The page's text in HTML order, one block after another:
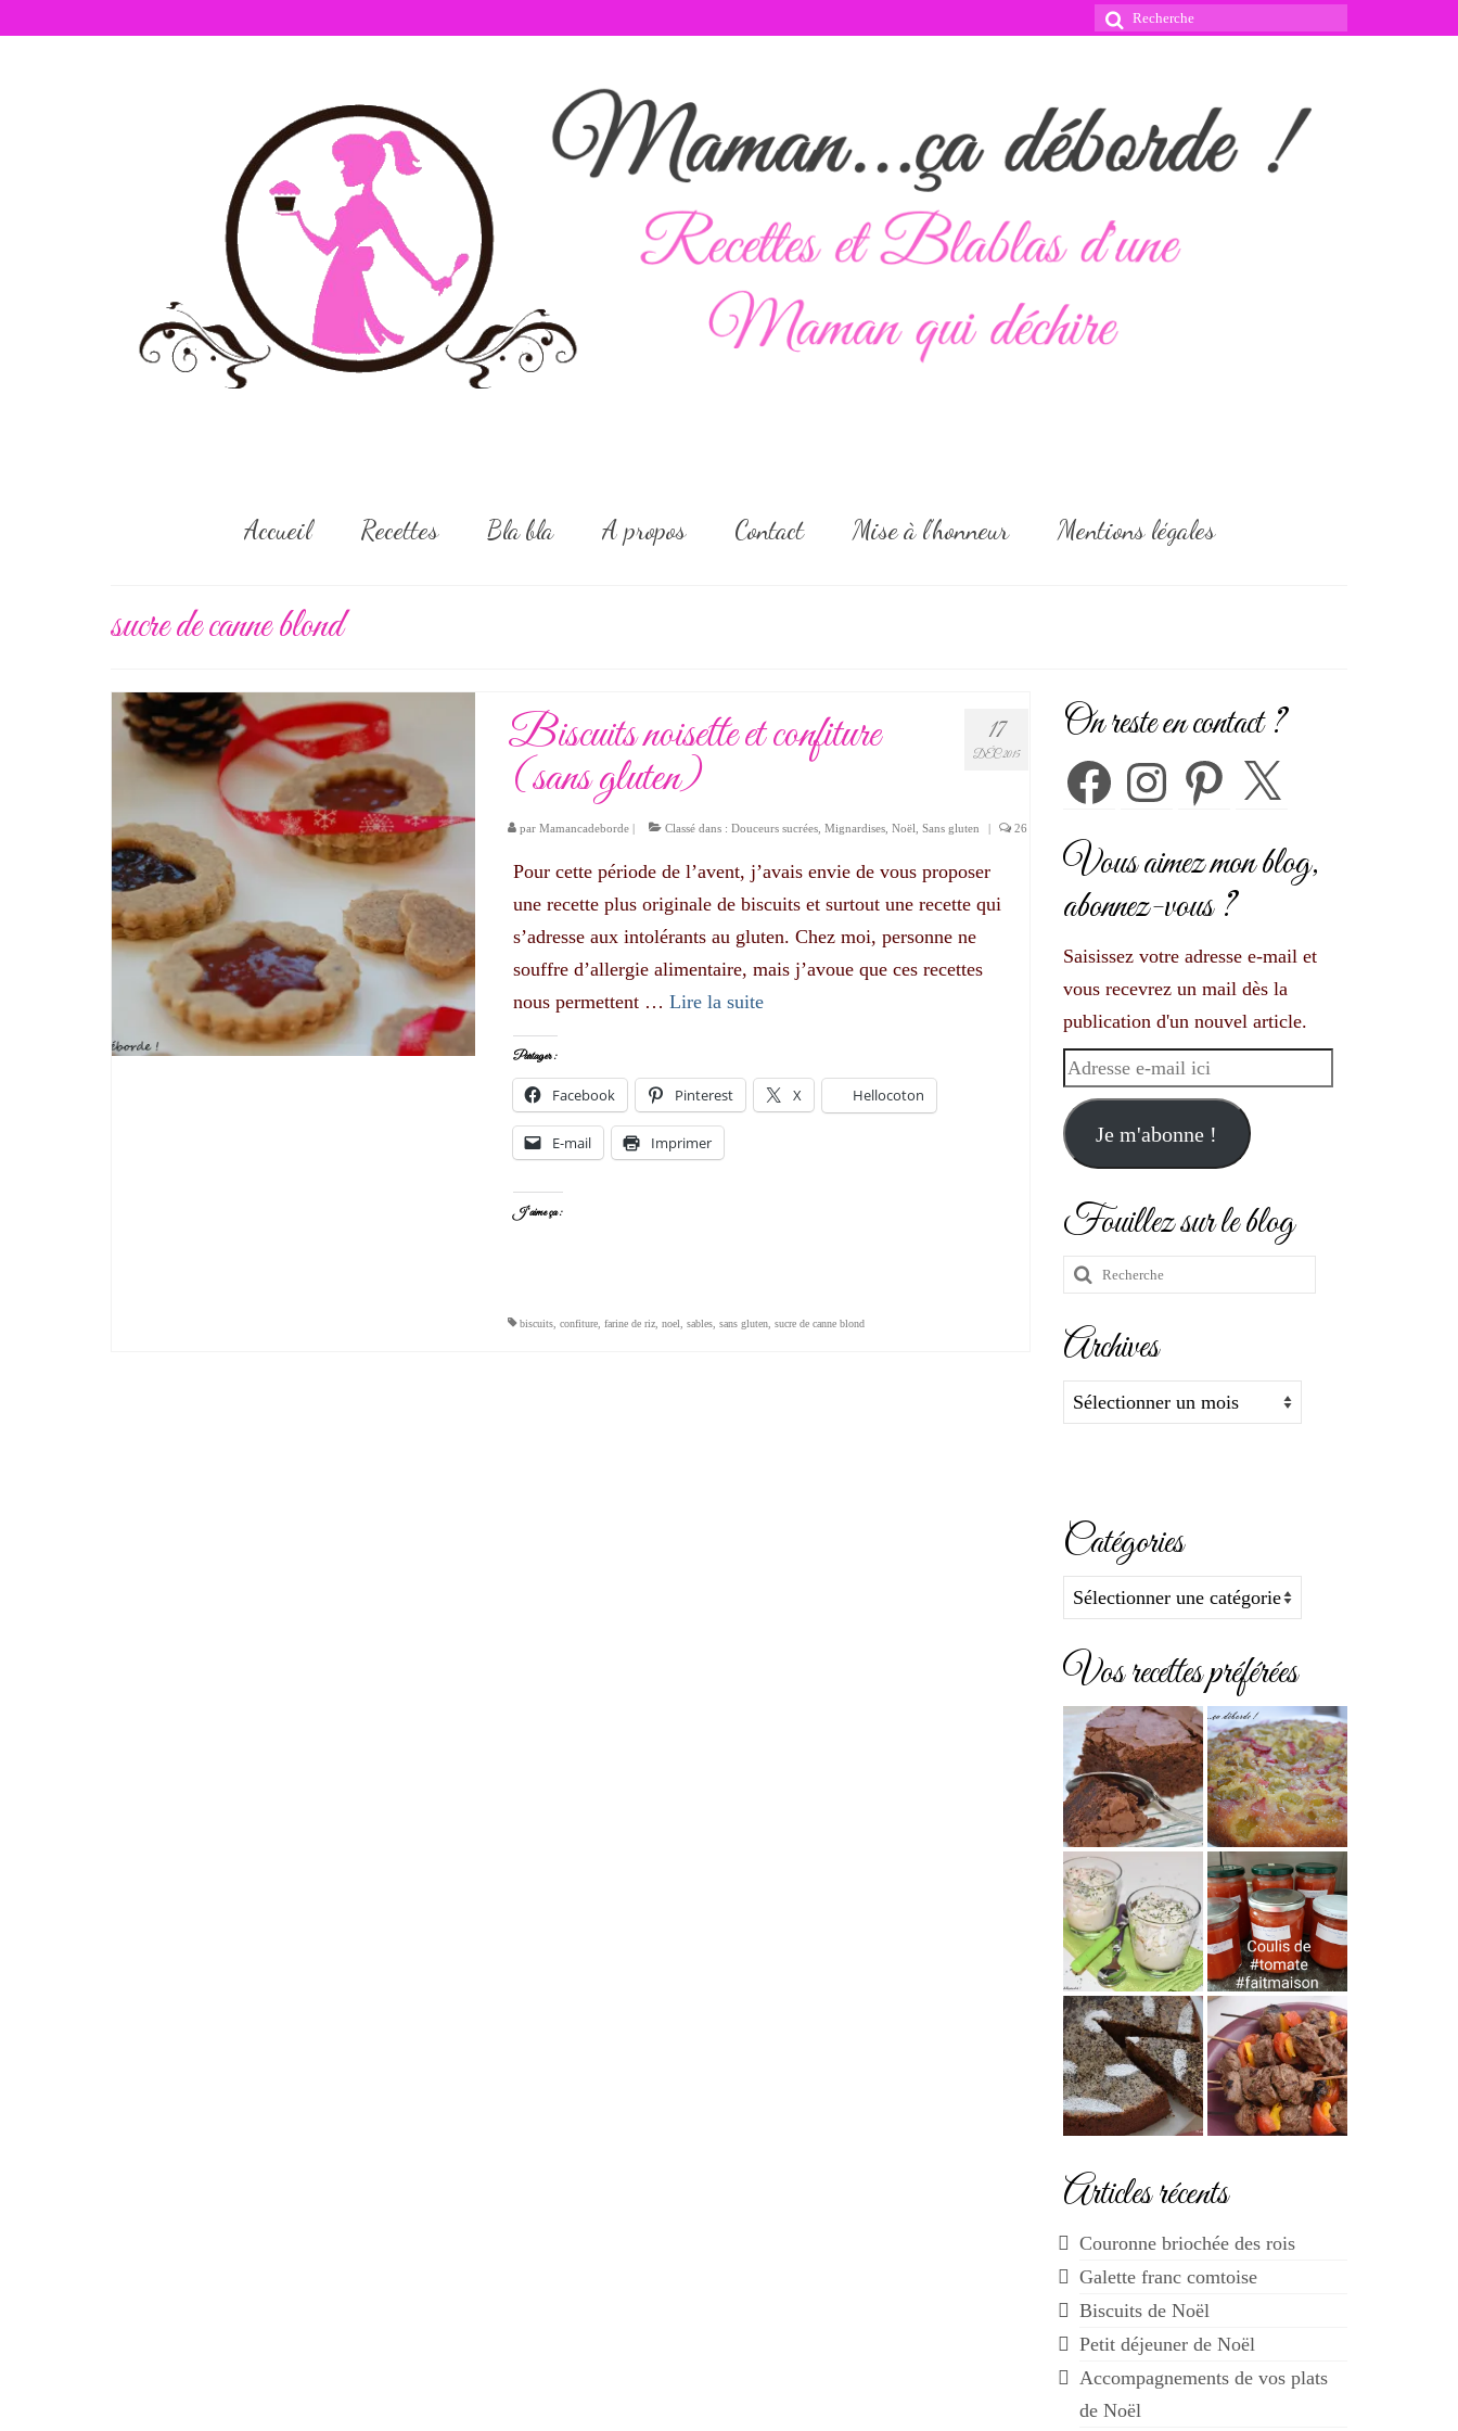
Rechercher
Accueil Recettes Bla bla A propos Contact Mise à l’honneur Mentions légales
sucre de canne blond
17
DÉC 2015
Biscuits noisette et confiture
(sans gluten)
par Mamancadeborde| Classé dans : Douceurs sucrées, Mignardises, Noël Sans gluten 26
Pour cette période de l’avent, j’avais envie de vous proposer
une recette plus originale de biscuits et surtout une recette qui
s’adresse aux intolérants au gluten. Chez moi, personne ne
souffre d’allergie alimentaire, mais j’avoue que ces recettes
nous permettent … Lire la suite­­
Partager :
Facebook Pinterest X Hellocoton
E-mail Imprimer
J’aime ça :
biscuits, confiture, farine de riz, noel, sables, sans gluten, sucre de canne blond
On reste en contact ?
FacebookInstagramPinterest X
Vous aimez mon blog,
abonnez-vous ?
Saisissez votre adresse e-mail et
vous recevrez un mail dès la
publication d'un nouvel article.
Adresse
mail
ici
Je m'abonne !
Fouillez sur le blog
Rechercher
Archives
Archives
Catégories
Catégories
Vos recettes préférées
Articles récents
Couronne briochée des rois
Galette franc comtoise
Biscuits de Noël
Petit déjeuner de Noël
Accompagnements de vos plats
de Noël